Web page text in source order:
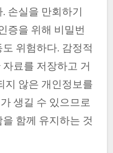
손실을 만회하기
증을 위해 비밀번
위험하다. 감정적
료를 저장하고 거
지 않은 개인정보를
생길 수 있으므로
함께 유지하는 것